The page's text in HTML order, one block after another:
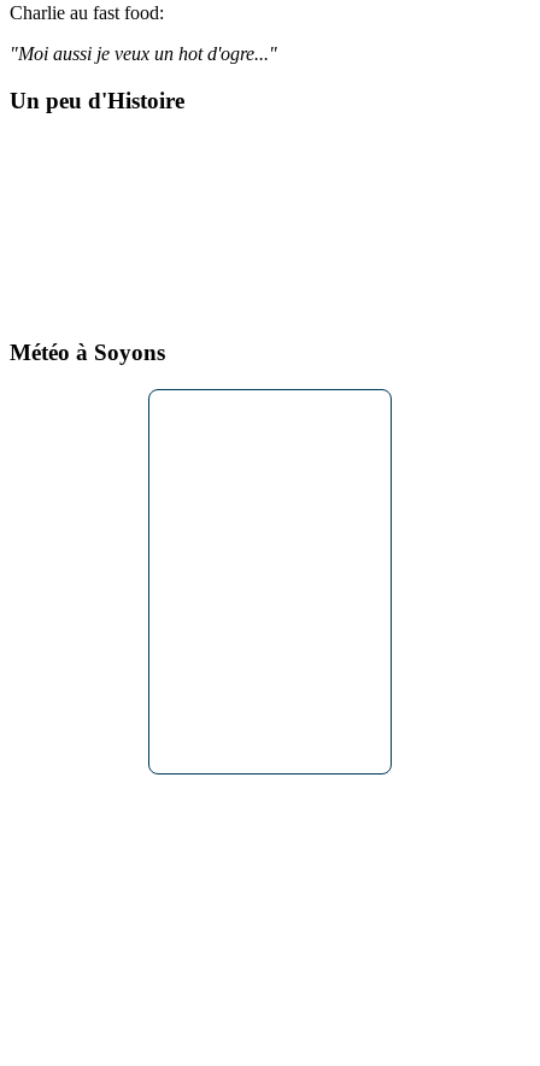
Charlie au fast food:
"Moi aussi je veux un hot d'ogre..."
Un peu d'Histoire
Météo à Soyons